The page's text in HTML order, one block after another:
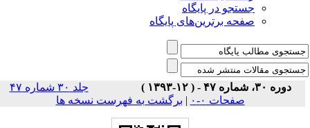
جستجو در پایگاه
صفحه برترین‌های پایگاه
دوره ۳۰، شماره ۴۷ - ( ۱۲-۱۳۹۳ )
جلد ۳۰ شماره ۴۷
صفحات ۰-۰
| برگشت به فهرست نسخه ها